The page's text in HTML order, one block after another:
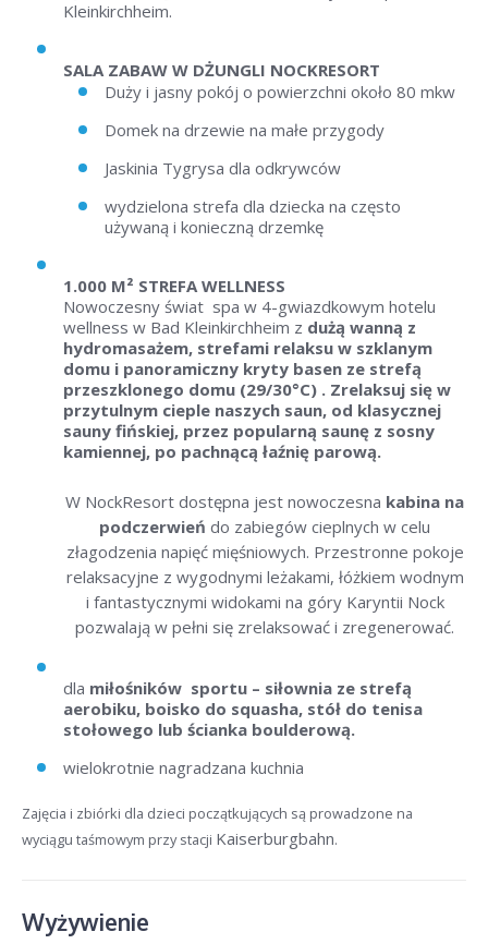
Kleinkirchheim.
SALA ZABAW W DŻUNGLI NOCKRESORT
Duży i jasny pokój o powierzchni około 80 mkw
Domek na drzewie na małe przygody
Jaskinia Tygrysa dla odkrywców
wydzielona strefa dla dziecka na często
używaną i konieczną drzemkę
1.000 M² STREFA WELLNESS
Nowoczesny świat spa w 4-gwiazdkowym hotelu
wellness w Bad Kleinkirchheim z dużą wanną z
hydromasażem, strefami relaksu w szklanym
domu i panoramiczny kryty basen ze strefą
przeszklonego domu (29/30°C) . Zrelaksuj się w
przytulnym cieple naszych saun, od klasycznej
sauny fińskiej, przez popularną saunę z sosny
kamiennej, po pachnącą łaźnię parową.
W NockResort dostępna jest nowoczesna kabina na
podczerwień do zabiegów cieplnych w celu
złagodzenia napięć mięśniowych. Przestronne pokoje
relaksacyjne z wygodnymi leżakami, łóżkiem wodnym
i fantastycznymi widokami na góry Karyntii Nock
pozwalają w pełni się zrelaksować i zregenerować.
dla miłośników sportu – siłownia ze strefą
aerobiku, boisko do squasha, stół do tenisa
stołowego lub ścianka boulderową.
wielokrotnie nagradzana kuchnia
Zajęcia i zbiórki dla dzieci początkujących są prowadzone na
wyciągu taśmowym przy stacji Kaiserburgbahn.
Wyżywienie